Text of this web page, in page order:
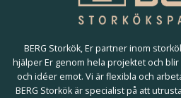
BERG Storkök, Er partner inom
hjälper Er genom hela projektet och
och idéer emot. Vi är flexibla och
BERG Storkök är specialist på att